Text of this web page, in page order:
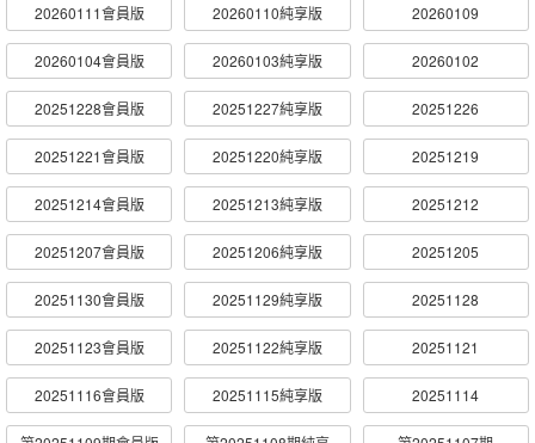
20260111會員版 20260110純享版 20260109
20260104會員版 20260103純享版 20260102
20251228會員版 20251227純享版 20251226
20251221會員版 20251220純享版 20251219
20251214會員版 20251213純享版 20251212
20251207會員版 20251206純享版 20251205
20251130會員版 20251129純享版 20251128
20251123會員版 20251122純享版 20251121
20251116會員版 20251115純享版 20251114